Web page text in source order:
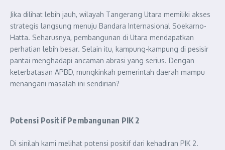
Jika dilihat lebih jauh, wilayah Tangerang Utara memiliki akses
strategis langsung menuju Bandara Internasional Soekarno-
Hatta. Seharusnya, pembangunan di Utara mendapatkan
perhatian lebih besar. Selain itu, kampung-kampung di pesisir
pantai menghadapi ancaman abrasi yang serius. Dengan
keterbatasan APBD, mungkinkah pemerintah daerah mampu
menangani masalah ini sendirian?
Potensi Positif Pembangunan PIK 2
Di sinilah kami melihat potensi positif dari kehadiran PIK 2.